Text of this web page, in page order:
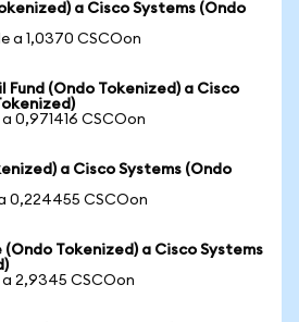
a Cisco Systems (Ondo
a 1,0370 CSCOon
Fund (Ondo Tokenized) a Cisco
0,971416 CSCOon
a Cisco Systems (Ondo
0,224455 CSCOon
(Ondo Tokenized) a Cisco Systems
a 2,9345 CSCOon